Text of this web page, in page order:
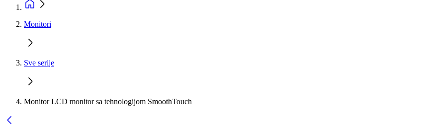
Monitori
Sve serije
Monitor LCD monitor sa tehnologijom SmoothTouch